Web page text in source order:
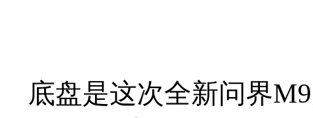
底盘是这次全新问界